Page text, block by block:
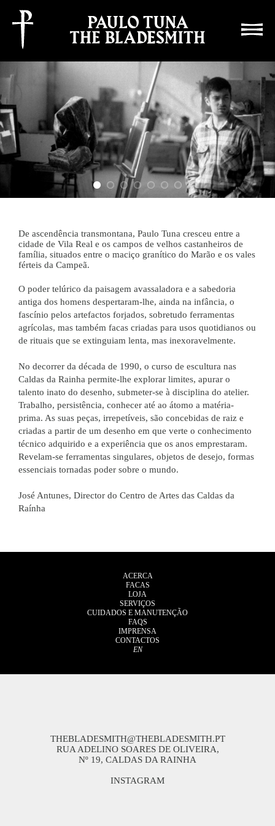
Este site usa cookies para recolha estatística, ao continuar a navegar está a aceitá-lo
fechar
De ascendência transmontana, Paulo Tuna cresceu entre a
cidade de Vila Real e os campos de velhos castanheiros de
família, situados entre o maciço granítico do Marão e os vales
férteis da Campeã.
O poder telúrico da paisagem avassaladora e a sabedoria
antiga dos homens despertaram-lhe, ainda na infância, o
fascínio pelos artefactos forjados, sobretudo ferramentas
agrícolas, mas também facas criadas para usos quotidianos ou
de rituais que se extinguiam lenta, mas inexoravelmente.
No decorrer da década de 1990, o curso de escultura nas
Caldas da Rainha permite-lhe explorar limites, apurar o
talento inato do desenho, submeter-se à disciplina do atelier.
Trabalho, persistência, conhecer até ao átomo a matéria-
prima. As suas peças, irrepetíveis, são concebidas de raiz e
criadas a partir de um desenho em que verte o conhecimento
técnico adquirido e a experiência que os anos emprestaram.
Revelam-se ferramentas singulares, objetos de desejo, formas
essenciais tornadas poder sobre o mundo.
José Antunes, Director do Centro de Artes das Caldas da
Raínha
ACERCA
FACAS
LOJA
SERVIÇOS
CUIDADOS E MANUTENÇÃO
FAQS
IMPRENSA
CONTACTOS
EN
THEBLADESMITH@THEBLADESMITH.PT
RUA ADELINO SOARES DE OLIVEIRA,
Nº 19, CALDAS DA RAINHA
INSTAGRAM